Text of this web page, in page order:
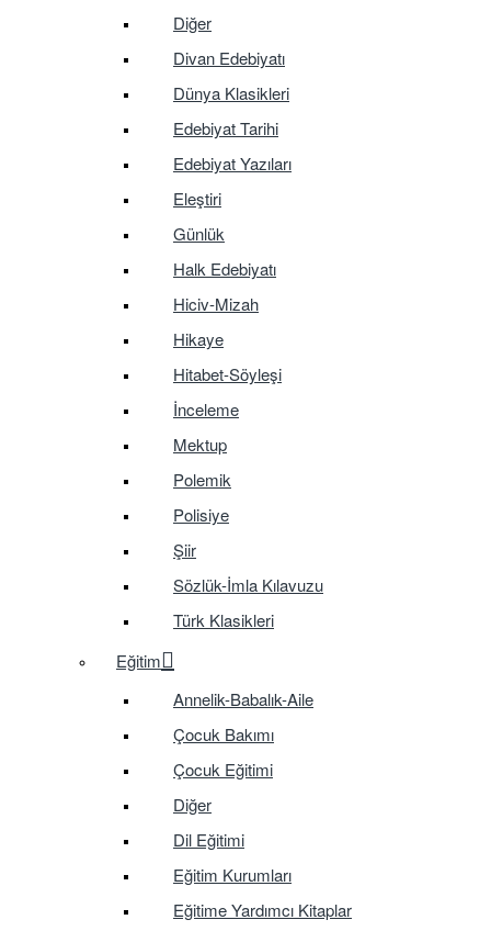
Diğer
Divan Edebiyatı
Dünya Klasikleri
Edebiyat Tarihi
Edebiyat Yazıları
Eleştiri
Günlük
Halk Edebiyatı
Hiciv-Mizah
Hikaye
Hitabet-Söyleşi
İnceleme
Mektup
Polemik
Polisiye
Şiir
Sözlük-İmla Kılavuzu
Türk Klasikleri
Eğitim
Annelik-Babalık-Aile
Çocuk Bakımı
Çocuk Eğitimi
Diğer
Dil Eğitimi
Eğitim Kurumları
Eğitime Yardımcı Kitaplar